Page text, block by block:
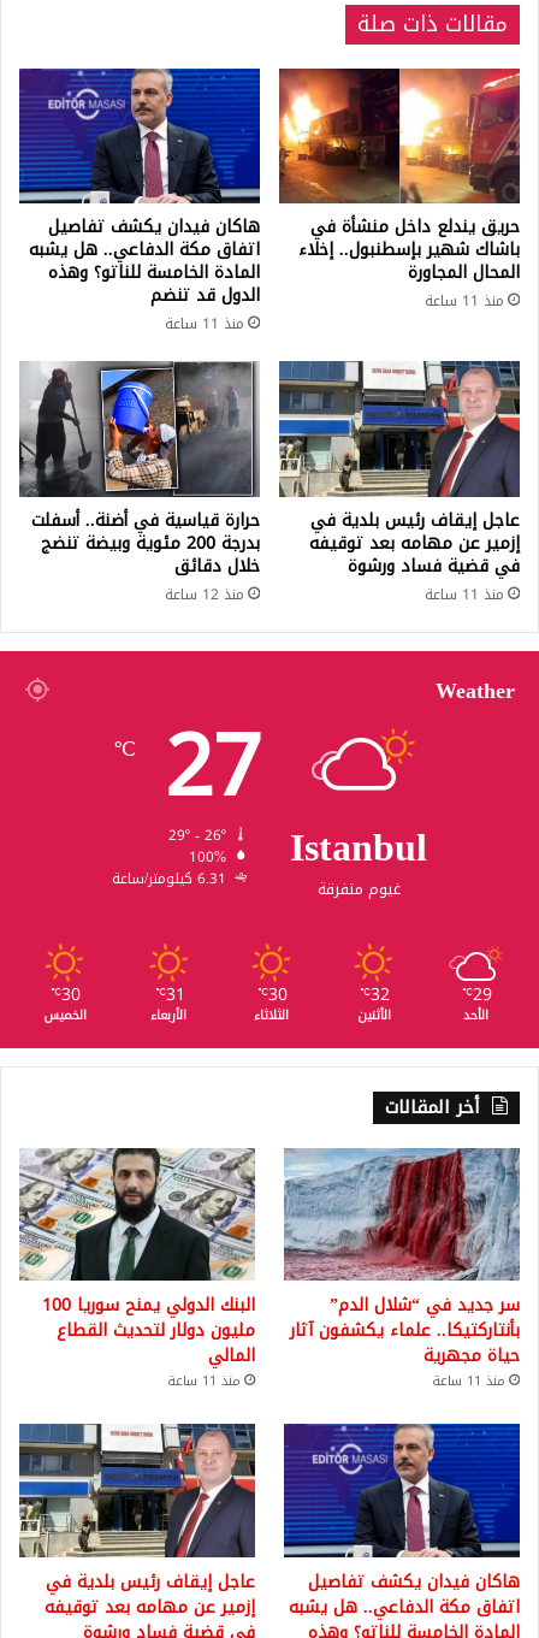
مقالات ذات صلة
حريق يندلع داخل منشأة في
باشاك شهير بإسطنبول.. إخلاء
المحال المجاورة
منذ 11 ساعة
هاكان فيدان يكشف تفاصيل
اتفاق مكة الدفاعي.. هل يشبه
المادة الخامسة للناتو؟ وهذه
الدول قد تنضم
منذ 11 ساعة
عاجل إيقاف رئيس بلدية في
إزمير عن مهامه بعد توقيفه
في قضية فساد ورشوة
منذ 11 ساعة
حرارة قياسية في أضنة.. أسفلت
بدرجة 200 مئوية وبيضة تنضج
خلال دقائق
منذ 12 ساعة
Weather
Istanbul
غيوم متفرقة
27
℃
100%
6.31 كيلومتر/ساعة
29
℃
الأحد
32
℃
الأثنين
30
℃
الثلاثاء
31
℃
الأربعاء
30
℃
الخميس
أخر المقالات
سر جديد في “شلال الدم”
بأنتاركتيكا.. علماء يكشفون آثار
حياة مجهرية
منذ 11 ساعة
البنك الدولي يمنح سوريا 100
مليون دولار لتحديث القطاع
المالي
منذ 11 ساعة
هاكان فيدان يكشف تفاصيل
اتفاق مكة الدفاعي.. هل يشبه
عاجل إيقاف رئيس بلدية في
إزمير عن مهامه بعد توقيفه